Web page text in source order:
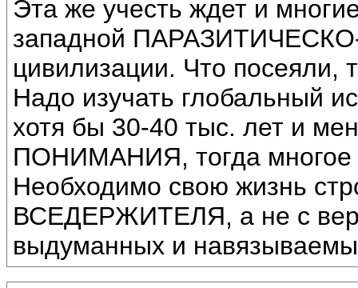
Эта же учесть ждет и
западной
цивилизации. Что посеяли,
Надо изучать глобальный
хотя бы 30-40 тыс. лет и
ПОНИМАНИЯ, тогда многое
Необходимо свою жизнь
ВСЕДЕРЖИТЕЛЯ, а не с
выдуманных и